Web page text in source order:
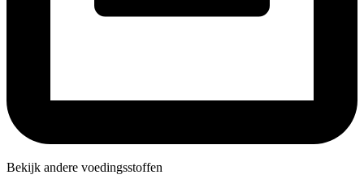
Bekijk andere voedingsstoffen